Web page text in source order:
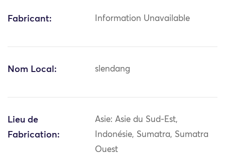
Fabricant: Information Unavailable
Nom Local: slendang
Lieu de
Fabrication:
Asie: Asie du Sud-Est,
Indonésie, Sumatra, Sumatra
Ouest